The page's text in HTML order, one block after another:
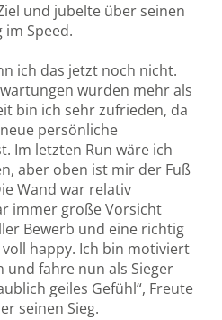
und jubelte über seinen
im Speed.
ich das jetzt noch nicht.
wurden mehr als
bin ich sehr zufrieden, da
persönliche
Im letzten Run wäre ich
aber oben ist mir der Fuß
Wand war relativ
immer große Vorsicht
Bewerb und eine richtig
happy. Ich bin motiviert
und fahre nun als Sieger
geiles Gefühl“, Freute
seinen Sieg.